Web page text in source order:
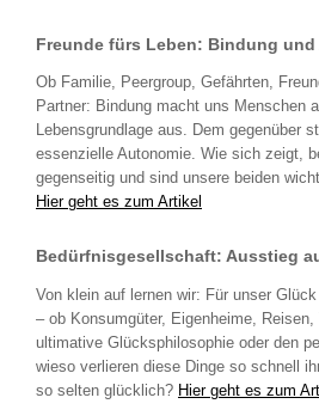
Freunde fürs Leben: Bindung
Ob Familie, Peergroup, Gefährten,
Partner: Bindung macht uns Menschen
Lebensgrundlage aus. Dem gegenüber
essenzielle Autonomie. Wie sich zeigt,
gegenseitig und sind unsere beiden
Hier geht es zum Artikel
Bedürfnisgesellschaft: Ausstieg
Von klein auf lernen wir: Für unser
– ob Konsumgüter, Eigenheime,
ultimative Glücksphilosophie oder den
wieso verlieren diese Dinge so schnell
so selten glücklich? Hier geht es zum